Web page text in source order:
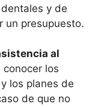
y de
un presupuesto.
al
los
los planes de
de que no